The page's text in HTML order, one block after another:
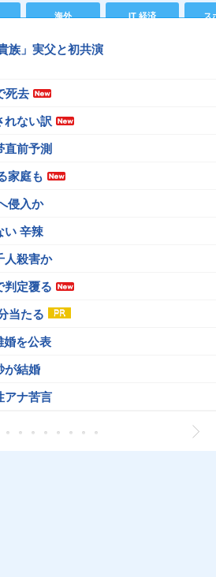
海外 IT 経済 ス
族」実父と初共演
死去
れない訳
直前予測
家庭も
侵入か
い 辛辣
人殺害か
判定覆る
当たる
婚を公表
が結婚
アナ苦言